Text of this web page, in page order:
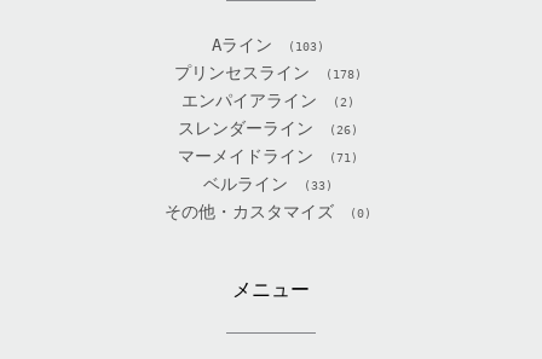
Aライン (103)
プリンセスライン (178)
エンパイアライン (2)
スレンダーライン (26)
マーメイドライン (71)
ベルライン (33)
その他・カスタマイズ (0)
メニュー